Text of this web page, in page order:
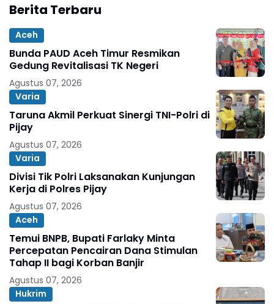
Berita Terbaru
Aceh
Bunda PAUD Aceh Timur Resmikan
Gedung Revitalisasi TK Negeri
Agustus 07, 2026
Varia
Taruna Akmil Perkuat Sinergi TNI-Polri di
Pijay
Agustus 07, 2026
Varia
Divisi Tik Polri Laksanakan Kunjungan
Kerja di Polres Pijay
Agustus 07, 2026
Aceh
Temui BNPB, Bupati Farlaky Minta
Percepatan Pencairan Dana Stimulan
Tahap II bagi Korban Banjir
Agustus 07, 2026
Hukrim